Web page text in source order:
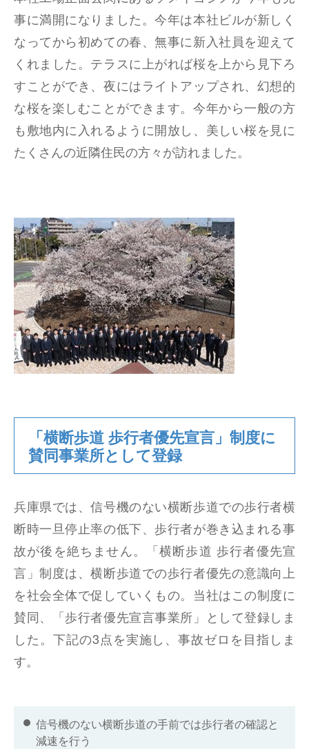
事に満開になりました。今年は本社ビルが新しく
なってから初めての春、無事に新入社員を迎えて
くれました。テラスに上がれば桜を上から見下ろ
すことができ、夜にはライトアップされ、幻想的
な桜を楽しむことができます。今年から一般の方
も敷地内に入れるように開放し、美しい桜を見に
たくさんの近隣住民の方々が訪れました。
「横断歩道 歩行者優先宣言」制度に
賛同事業所として登録
兵庫県では、信号機のない横断歩道での歩行者横
断時一旦停止率の低下、歩行者が巻き込まれる事
故が後を絶ちません。「横断歩道 歩行者優先宣
言」制度は、横断歩道での歩行者優先の意識向上
を社会全体で促していくもの。当社はこの制度に
賛同、「歩行者優先宣言事業所」として登録しま
した。下記の3点を実施し、事故ゼロを目指しま
す。
信号機のない横断歩道の手前では歩行者の確認と
減速を行う